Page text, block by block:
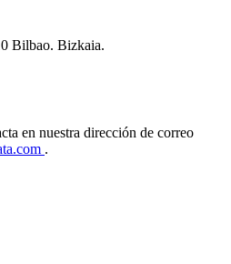
Bilbao. Bizkaia.
en nuestra dirección de correo
.